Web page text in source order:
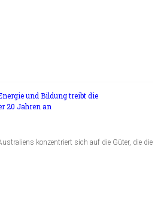
und Bildung treibt die
20 Jahren an
konzentriert sich auf die Güter, die die